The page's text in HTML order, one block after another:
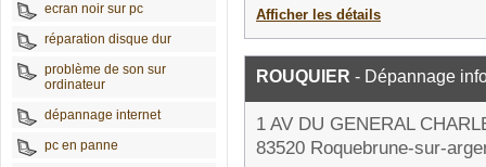
ecran noir sur pc
réparation disque dur
problème de son sur
ordinateur
dépannage internet
pc en panne
Afficher les détails
ROUQUIER - Dépannage
1 AV DU GENERAL
83520 Roquebrune-sur-